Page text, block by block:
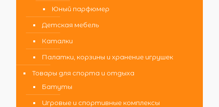
Юный парфюмер
Детская мебель
Каталки
Палатки, корзины и хранение игрушек
Товары для спорта и отдыха
Батуты
Игровые и спортивные комплексы